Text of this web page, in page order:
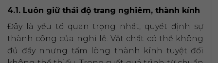
4.1. Luôn giữ thái độ trang nghiêm, thành kính
Đây là yếu tố quan trọng nhất, quyết định sự
thành công của nghi lễ. Vật chất có thể không
đủ đầy nhưng tấm lòng thành kính tuyệt đối